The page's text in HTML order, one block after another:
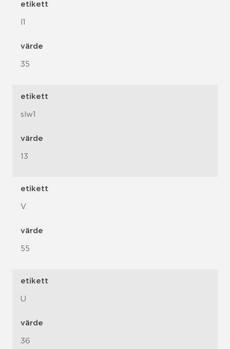
etikett
l1
värde
35
etikett
slw1
värde
13
etikett
V
värde
55
etikett
U
värde
36